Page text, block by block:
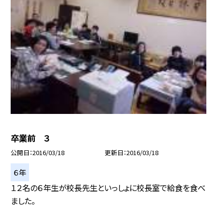
卒業前 ３
公開日 2016/03/18 更新日 2016/03/18
６年
１２名の６年生が校長先生といっしょに校長室で給食を食べ
ました。